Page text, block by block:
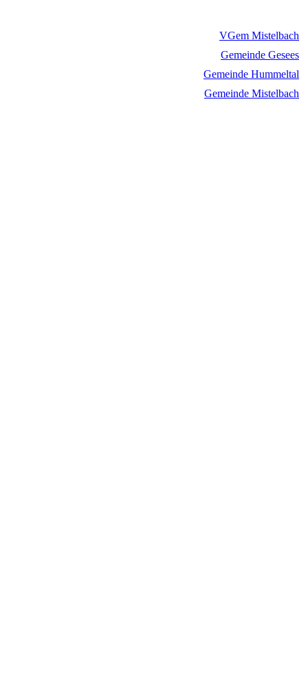
VGem Mistelbach
Gemeinde Gesees
Gemeinde Hummeltal
Gemeinde Mistelbach